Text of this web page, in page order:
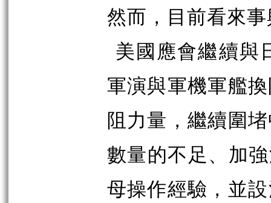
然而，目前看來
美國應會繼續與
軍演與軍機軍艦
阻力量，繼續圍
數量的不足、加
母操作經驗，並